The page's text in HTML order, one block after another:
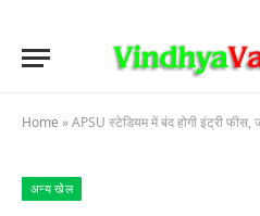
Home »APSU स्टेडियम में बंद होगी इंट्री
अन्य खेल